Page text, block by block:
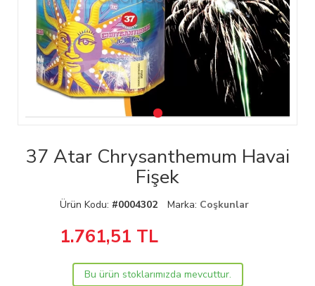
37 Atar Chrysanthemum Havai
Fişek
Ürün Kodu: #0004302 Marka: Coşkunlar
1.761,51 TL
Bu ürün stoklarımızda mevcuttur.